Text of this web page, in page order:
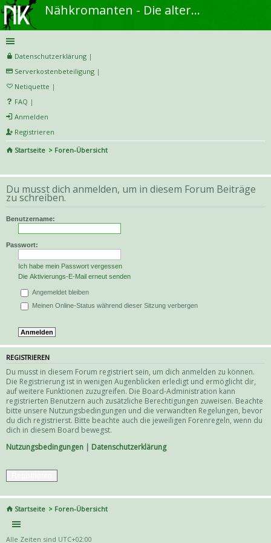
Nähkromanten - Die alternative Näh- und DIY-Community
Datenschutzerklärung |
Serverkostenbeteiligung |
Netiquette |
FAQ |
Anmelden
Registrieren
Startseite
Foren-Übersicht
uc
he
Du musst dich anmelden, um in diesem Forum Beiträge
zu schreiben.
Benutzername:
Passwort:
Ich habe mein Passwort vergessen
Die Aktivierungs-E-Mail erneut senden
Angemeldet bleiben
Meinen Online-Status während dieser Sitzung verbergen
REGISTRIEREN
Du musst in diesem Forum registriert sein, um dich anmelden zu können.
Die Registrierung ist in wenigen Augenblicken erledigt und ermöglicht dir,
auf weitere Funktionen zuzugreifen. Die Board-Administration kann
registrierten Benutzern auch zusätzliche Berechtigungen zuweisen. Beachte
bitte unsere Nutzungsbedingungen und die verwandten Regelungen, bevor
du dich registrierst. Bitte beachte auch die jeweiligen Forenregeln, wenn du
dich in diesem Board bewegst.
Nutzungsbedingungen | Datenschutzerklärung
Startseite Foren-Übersicht
Alle Zeiten sind UTC+02:00